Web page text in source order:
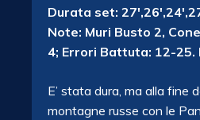
Durata set:
Note: Muri Busto 2,
4; Errori Battuta: 12-25.
E’ stata dura, ma alla fine
montagne russe con le